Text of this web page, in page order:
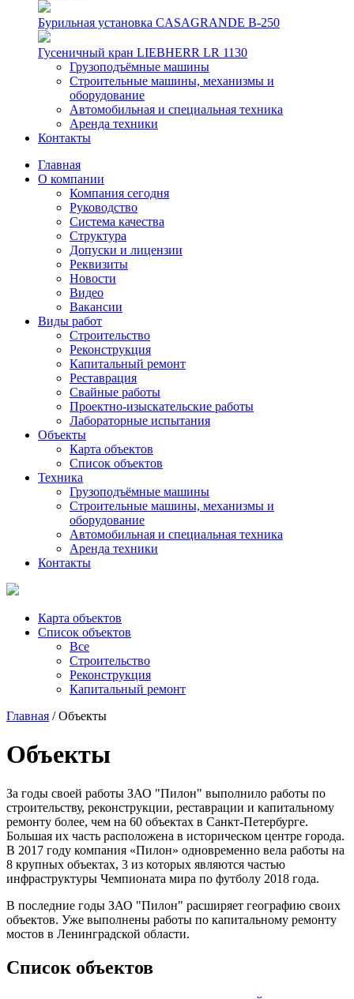
Бурильная установка CASAGRANDE B-250
Гусеничный кран LIEBHERR LR 1130
Грузоподъёмные машины
Строительные машины, механизмы и
оборудование
Автомобильная и специальная техника
Аренда техники
Контакты
Главная
О компании
Компания сегодня
Руководство
Система качества
Структура
Допуски и лицензии
Реквизиты
Новости
Видео
Вакансии
Виды работ
Строительство
Реконструкция
Капитальный ремонт
Реставрация
Свайные работы
Проектно-изыскательские работы
Лабораторные испытания
Объекты
Карта объектов
Список объектов
Техника
Грузоподъёмные машины
Строительные машины, механизмы и
оборудование
Автомобильная и специальная техника
Аренда техники
Контакты
Карта объектов
Список объектов
Все
Строительство
Реконструкция
Капитальный ремонт
Главная / Объекты
Объекты
За годы своей работы ЗАО "Пилон" выполнило работы по
строительству, реконструкции, реставрации и капитальному
ремонту более, чем на 60 объектах в Санкт-Петербурге.
Большая их часть расположена в историческом центре города.
В 2017 году компания «Пилон» одновременно вела работы на
8 крупных объектах, 3 из которых являются частью
инфраструктуры Чемпионата мира по футболу 2018 года.
В последние годы ЗАО "Пилон" расширяет географию своих
объектов. Уже выполнены работы по капитальному ремонту
мостов в Ленинградской области.
Список объектов